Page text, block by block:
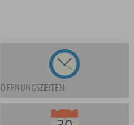
ÖFFNUNGSZEITEN